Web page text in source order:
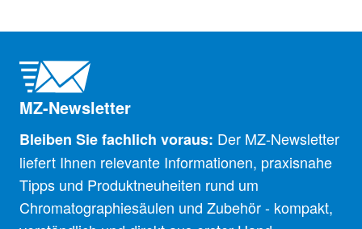
MZ-Newsletter
Bleiben Sie fachlich voraus: Der MZ-Newsletter
liefert Ihnen relevante Informationen, praxisnahe
Tipps und Produktneuheiten rund um
Chromatographiesäulen und Zubehör - kompakt,